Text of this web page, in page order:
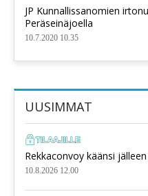
JP Kunnallissanomien
Peräseinäjoella
10.7.2020 10.35
UUSIMMAT
Rekkaconvoy käänsi
10.8.2026 12.00